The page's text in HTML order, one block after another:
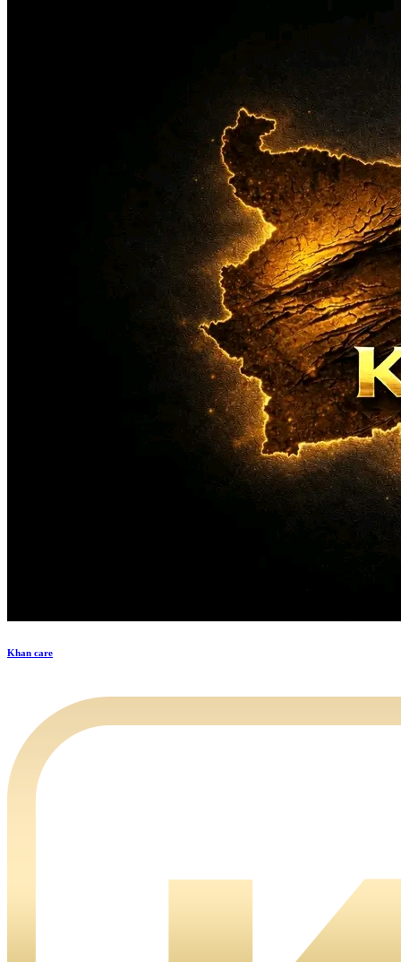
Khan care